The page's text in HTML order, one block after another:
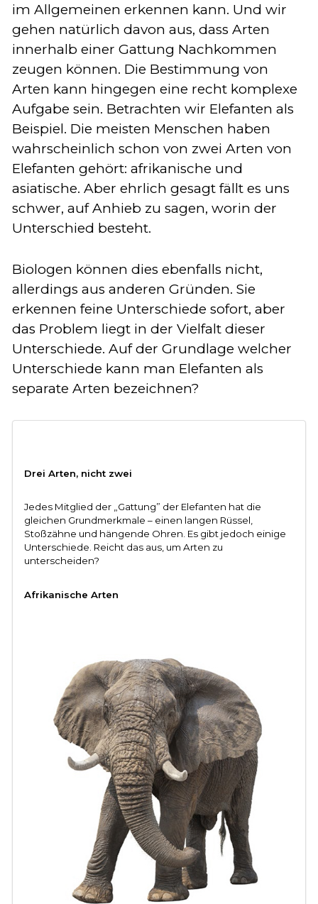
im Allgemeinen erkennen kann. Und wir
gehen natürlich davon aus, dass Arten
innerhalb einer Gattung Nachkommen
zeugen können. Die Bestimmung von
Arten kann hingegen eine recht komplexe
Aufgabe sein. Betrachten wir Elefanten als
Beispiel. Die meisten Menschen haben
wahrscheinlich schon von zwei Arten von
Elefanten gehört: afrikanische und
asiatische. Aber ehrlich gesagt fällt es uns
schwer, auf Anhieb zu sagen, worin der
Unterschied besteht.
Biologen können dies ebenfalls nicht,
allerdings aus anderen Gründen. Sie
erkennen feine Unterschiede sofort, aber
das Problem liegt in der Vielfalt dieser
Unterschiede. Auf der Grundlage welcher
Unterschiede kann man Elefanten als
separate Arten bezeichnen?
Drei Arten, nicht zwei
Jedes Mitglied der „Gattung” der Elefanten hat die
gleichen Grundmerkmale – einen langen Rüssel,
Stoßzähne und hängende Ohren. Es gibt jedoch einige
Unterschiede. Reicht das aus, um Arten zu
unterscheiden?
Afrikanische Arten